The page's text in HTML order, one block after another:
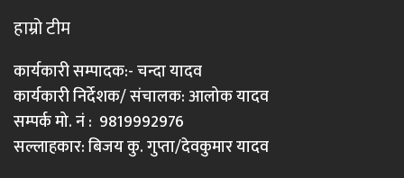
हाम्रो टीम
कार्यकारी सम्पादक:- चन्दा यादव
कार्यकारी निर्देशक/ संचालक: आलोक यादव
सम्पर्क मो. नं : 9819992976
सल्लाहकार: बिजय कु. गुप्ता/देवकुमार यादव